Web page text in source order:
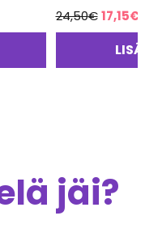
24,50€
hinta
oli:
17,15€
jäi?